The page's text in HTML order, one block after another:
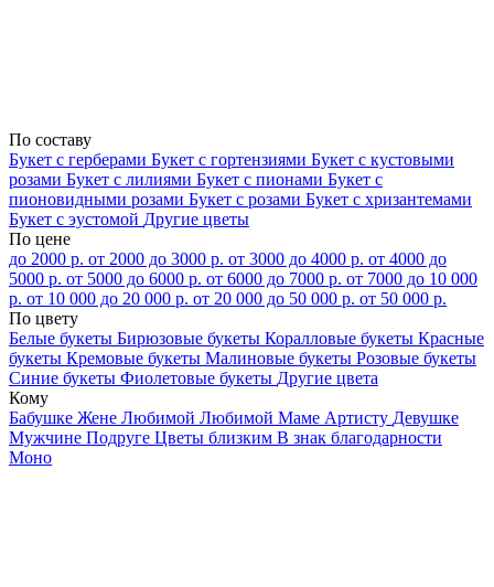
По составу
Букет с герберами Букет с гортензиями Букет с кустовыми
розами Букет с лилиями Букет с пионами Букет с
пионовидными розами Букет с розами Букет с хризантемами
Букет с эустомой Другие цветы
По цене
до 2000 р. от 2000 до 3000 р. от 3000 до 4000 р. от 4000 до
5000 р. от 5000 до 6000 р. от 6000 до 7000 р. от 7000 до 10 000
р. от 10 000 до 20 000 р. от 20 000 до 50 000 р. от 50 000 р.
По цвету
Белые букеты Бирюзовые букеты Коралловые букеты Красные
букеты Кремовые букеты Малиновые букеты Розовые букеты
Синие букеты Фиолетовые букеты Другие цвета
Кому
Бабушке Жене Любимой Любимой Маме Артисту Девушке
Мужчине Подруге Цветы близким В знак благодарности
Моно